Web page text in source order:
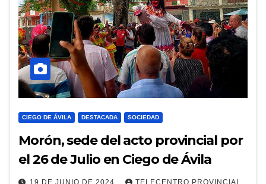
CIEGO DE ÁVILA DESTACADA SOCIEDAD
Morón, sede del acto provincial por
el 26 de Julio en Ciego de Ávila
19 DE JUNIO DE 2024 TELECENTRO PROVINCIAL